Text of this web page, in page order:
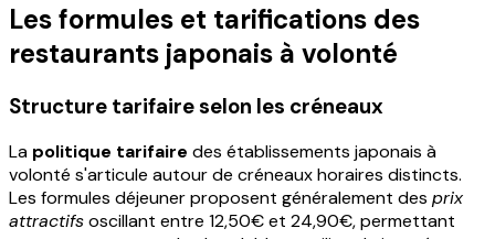
Les formules et tarifications des
restaurants japonais à volonté
Structure tarifaire selon les créneaux
La politique tarifaire des établissements japonais à
volonté s'articule autour de créneaux horaires distincts.
Les formules déjeuner proposent généralement des prix
attractifsoscillant entre 12,50€ et 24,90€, permettant